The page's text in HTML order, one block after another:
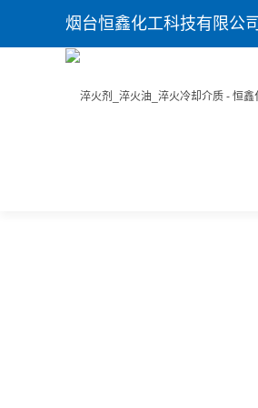
烟台恒鑫化工科技有限公司